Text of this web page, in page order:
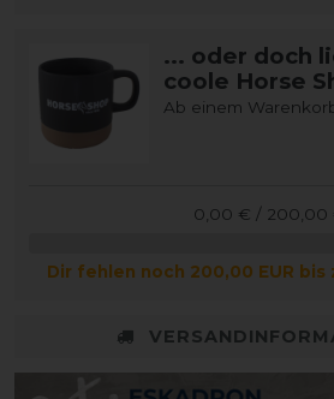
... oder doch
coole Horse
Ab einem
0,00 € / 200,00
Dir fehlen noch 200,00 EUR bis